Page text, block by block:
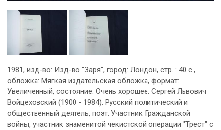
1981, изд-во: Изд-во "Заря", город: Лондон, стр. : 40 с.,
обложка: Мягкая издательская обложка, формат:
Увеличенный, состояние: Очень хорошее. Сергей Львович
Войцеховский (1900 - 1984). Русский политический и
общественный деятель, поэт. Участник Гражданской
войны, участник знаменитой чекистской операции "Трест" с